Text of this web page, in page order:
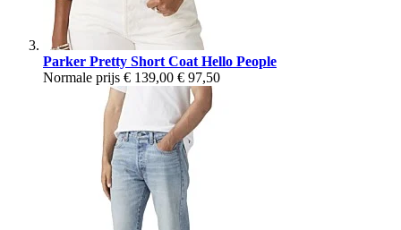
Parker Pretty Short Coat Hello People
Normale prijs € 139,00 € 97,50